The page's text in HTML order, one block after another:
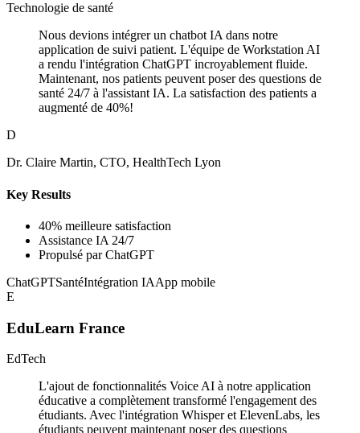
Technologie de santé
Nous devions intégrer un chatbot IA dans notre
application de suivi patient. L'équipe de Workstation AI
a rendu l'intégration ChatGPT incroyablement fluide.
Maintenant, nos patients peuvent poser des questions de
santé 24/7 à l'assistant IA. La satisfaction des patients a
augmenté de 40%!
D
Dr. Claire Martin, CTO, HealthTech Lyon
Key Results
40% meilleure satisfaction
Assistance IA 24/7
Propulsé par ChatGPT
ChatGPTSantéIntégration IAApp mobile
E
EduLearn France
EdTech
L'ajout de fonctionnalités Voice AI à notre application
éducative a complètement transformé l'engagement des
étudiants. Avec l'intégration Whisper et ElevenLabs, les
étudiants peuvent maintenant poser des questions